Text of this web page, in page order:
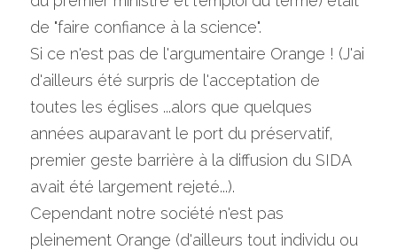
de "faire confiance à la science".
Si ce n'est pas de l'argumentaire Orange ! (J'ai
d'ailleurs été surpris de l'acceptation de
toutes les églises ...alors que quelques
années auparavant le port du préservatif,
premier geste barrière à la diffusion du SIDA
avait été largement rejeté...).
Cependant notre société n'est pas
pleinement Orange (d'ailleurs tout individu ou